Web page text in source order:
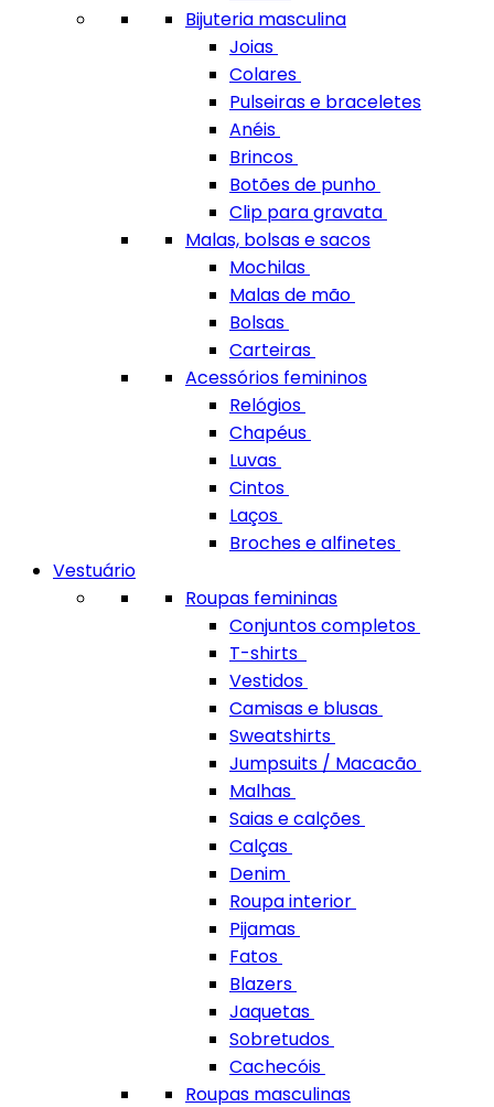
Bijuteria masculina
Joias
Colares
Pulseiras e braceletes
Anéis
Brincos
Botões de punho
Clip para gravata
Malas, bolsas e sacos
Mochilas
Malas de mão
Bolsas
Carteiras
Acessórios femininos
Relógios
Chapéus
Luvas
Cintos
Laços
Broches e alfinetes
Vestuário
Roupas femininas
Conjuntos completos
T-shirts
Vestidos
Camisas e blusas
Sweatshirts
Jumpsuits / Macacão
Malhas
Saias e calções
Calças
Denim
Roupa interior
Pijamas
Fatos
Blazers
Jaquetas
Sobretudos
Cachecóis
Roupas masculinas